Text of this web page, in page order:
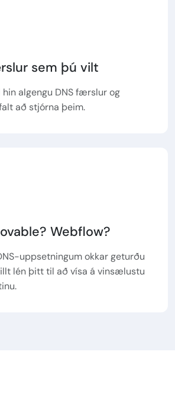
sem þú vilt
algengu DNS færslur og
að stjórna þeim.
Webflow?
uppsetningum okkar geturðu
lén þitt til að vísa á vinsælustu